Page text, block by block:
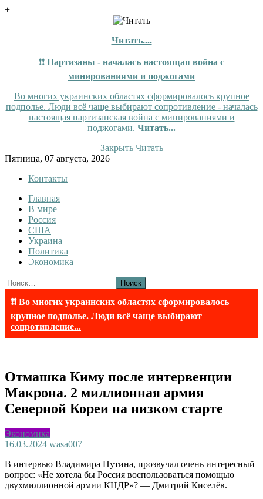
+
Читать....
❗❗ Партизаны - началась настоящая война с
минированиями и поджогами
Во многих украинских областях сформировалось крупное
подполье. Люди всё чаще выбирают сопротивление - началась
настоящая партизанская война с минированиями и
поджогами. Читать...
Закрыть Читать
Skip
content
Пятница, 07 августа, 2026
Контакты
InfoRuss
InfoRuss — Новости
Главная
В мире
Россия
США
Украина
Политика
Экономика
Найти:
❗❗ Во многих украинских областях сформировалось
крупное подполье. Люди всё чаще выбирают
сопротивление...
Отмашка Киму после интервенции
Макрона. 2 миллионная армия
Северной Кореи на низком старте
Экономика
16.03.2024 wasa007
В интервью Владимира Путина, прозвучал очень интересный
вопрос: «Не хотела бы Россия воспользоваться помощью
двухмиллионной армии КНДР»? — Дмитрий Киселёв.